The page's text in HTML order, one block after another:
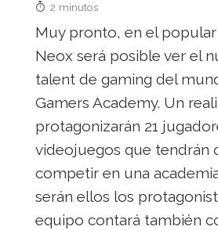
2 minutos
Muy pronto, en el popular
Neox será posible ver el
talent de gaming del
Gamers Academy. Un
protagonizarán 21
videojuegos que tendrán
competir en una
serán ellos los
equipo contará también